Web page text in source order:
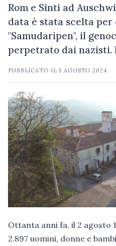
Rom e Sinti ad
data è stata scelta
"Samudaripen", il
perpetrato dai nazisti.
PUBBLICATO IL5 AGOSTO 2024
Ottanta anni fa, il 2 agosto
2.897 uomini, donne e